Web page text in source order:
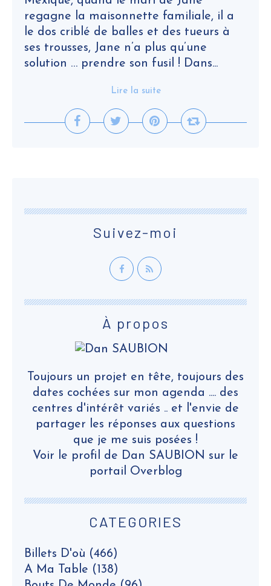
regagne la maisonnette familiale, il a
le dos criblé de balles et des tueurs à
ses trousses, Jane n’a plus qu’une
solution … prendre son fusil ! Dans...
Lire la suite
CATEGORIES
Billets D'où (466)
A Ma Table (138)
Suivez-moi
À propos
Toujours un projet en tête, toujours des
dates cochées sur mon agenda .... des
centres d'intérêt variés .. et l'envie de
partager les réponses aux questions
que je me suis posées !
Voir le profil de Dan SAUBION sur le
portail Overblog